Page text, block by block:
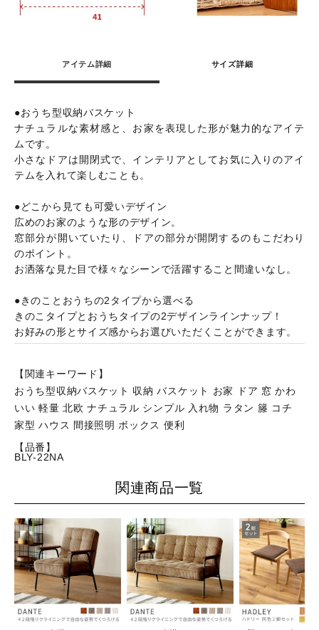
アイテム詳細 サイズ詳細
●おうち型収納バスケット
ナチュラルな素材感と、お家を表現した形が魅力的なアイテ
ムです。
小さなドアは開閉式で、インテリアとしてお気に入りのアイ
テムを入れて楽しむことも。
●どこから見ても可愛いデザイン
広めのお家のような形のデザイン。
窓部分が開いていたり、ドアの部分が開閉するのもこだわり
のポイント。
お洒落な見た目で様々なシーンで活躍すること間違いなし。
●きのことおうちの2タイプから選べる
きのこタイプとおうちタイプの2デザインラインナップ！
お好みの形とサイズ感からお選びいただくことができます。
【関連キーワード】
おうち型収納バスケット 収納 バスケット お家 ドア 窓 かわ
いい 軽量 北欧 ナチュラル シンプル 入れ物 ラタン 籐 コチ
家型 ハウス 間接照明 ボックス 便利
【品番】
BLY-22NA
関連商品一覧